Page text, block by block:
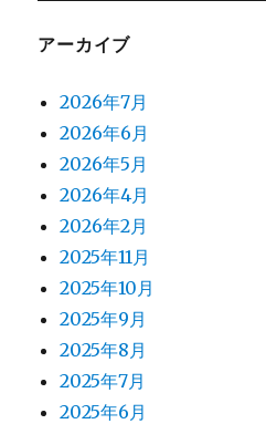
アーカイブ
2026年7月
2026年6月
2026年5月
2026年4月
2026年2月
2025年11月
2025年10月
2025年9月
2025年8月
2025年7月
2025年6月